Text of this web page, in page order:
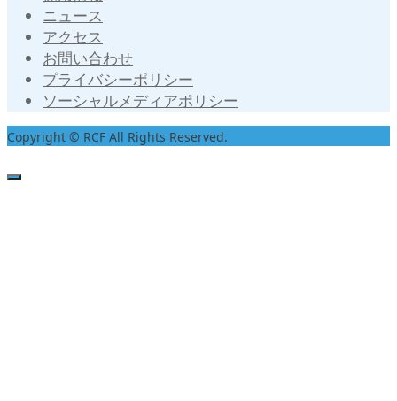
ニュース
アクセス
お問い合わせ
プライバシーポリシー
ソーシャルメディアポリシー
Copyright © RCF All Rights Reserved.